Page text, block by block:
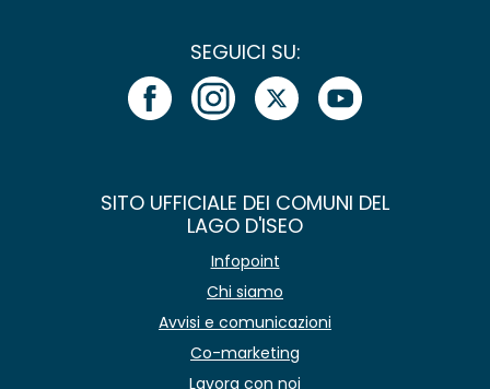
SEGUICI SU:
SITO UFFICIALE DEI COMUNI DEL
LAGO D'ISEO
Infopoint
Chi siamo
Avvisi e comunicazioni
Co-marketing
Lavora con noi